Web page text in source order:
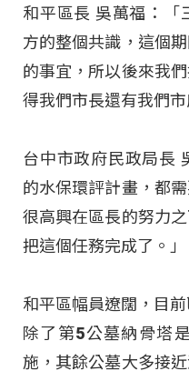
和平區長 吳萬福：「
方的整個共識，這個
的事宜，所以後來我
得我們市長還有我們市
台中市政府民政局長
的水保環評計畫，都
很高興在區長的努力
把這個任務完成了。」
和平區幅員遼闊，目
除了第5公墓納骨塔
施，其餘公墓大多接